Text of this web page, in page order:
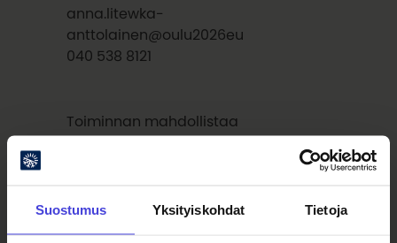
Suostumus Yksityiskohdat Tietoja
anna.litewka-
anttolainen@oulu2026eu
040 538 8121
Toiminnan mahdollistaa
Toimintaa koordinoi Oulun